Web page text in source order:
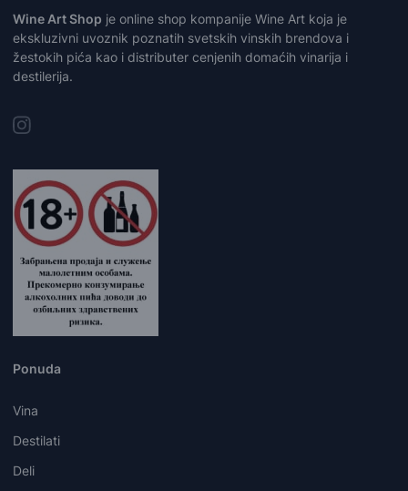
Wine Art Shop je online shop kompanije Wine Art koja je
ekskluzivni uvoznik poznatih svetskih vinskih brendova i
žestokih pića kao i distributer cenjenih domaćih vinarija i
destilerija.
Ponuda
Vina
Destilati
Deli